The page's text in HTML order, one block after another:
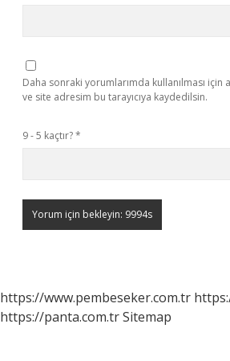
Daha sonraki yorumlarımda kullanılması için
ve site adresim bu tarayıcıya kaydedilsin.
9 - 5 kaçtır?*
https://www.pembeseker.com.tr
https://panta.com.trSitemap